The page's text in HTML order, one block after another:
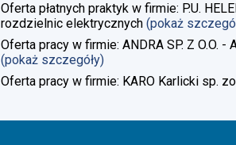
Oferta płatnych praktyk w firmie: P.U.
rozdzielnic elektrycznych (pokaż
Oferta pracy w firmie: ANDRA SP. Z O.O.
(pokaż szczegóły)
Oferta pracy w firmie: KARO Karlicki sp.